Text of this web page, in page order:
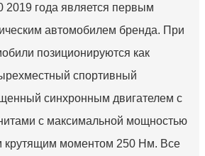
2019 года является первым
автомобилем бренда. При
позиционируются как
спортивный
синхронным двигателем с
с максимальной мощностью
крутящим моментом 250 Нм. Все